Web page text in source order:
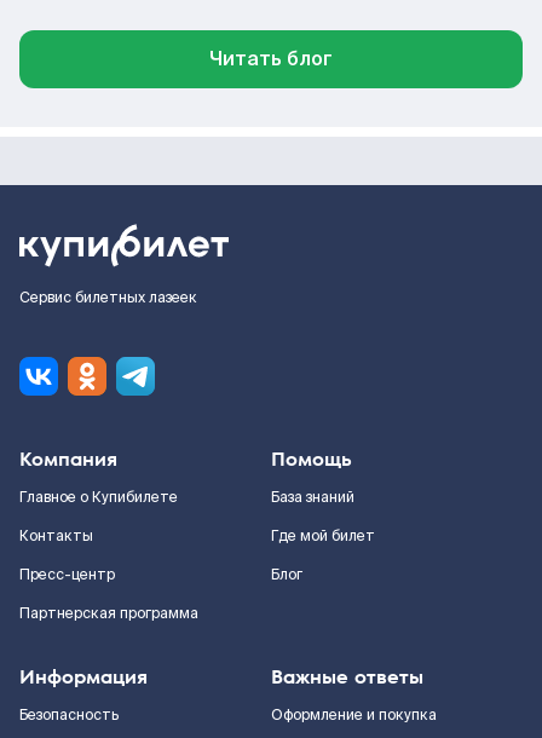
Читать блог
Сервис билетных лазеек
Компания
Главное о Купибилете
Контакты
Пресс-центр
Партнерская программа
Помощь
База знаний
Где мой билет
Блог
Информация
Безопасность
Важные ответы
Оформление и покупка